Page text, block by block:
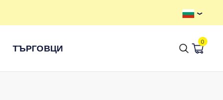
ТЪРГОВЦИ
0